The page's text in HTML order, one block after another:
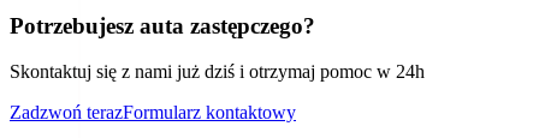
Potrzebujesz auta zastępczego?
Skontaktuj się z nami już dziś i otrzymaj pomoc w 24h
Zadzwoń terazFormularz kontaktowy